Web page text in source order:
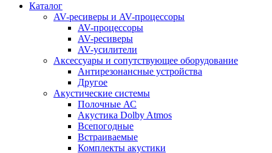
Каталог
AV-ресиверы и AV-процессоры
AV-процессоры
AV-ресиверы
AV-усилители
Аксессуары и сопутствующее оборудование
Антирезонансные устройства
Другое
Акустические системы
Полочные АС
Акустика Dolby Atmos
Всепогодные
Встраиваемые
Комплекты акустики